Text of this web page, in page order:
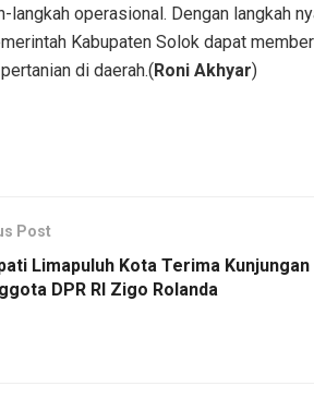
langkah operasional. Dengan langkah
Kabupaten Solok dapat
di daerah.(Roni Akhyar)
Post
Limapuluh Kota Terima Kunjungan
DPR RI Zigo Rolanda